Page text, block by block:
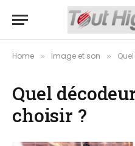
Home » Image et son »
Quel
choisir ?